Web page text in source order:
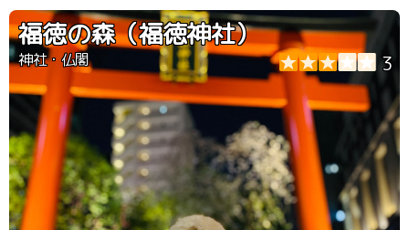
福徳の森（福徳神社）
神社・仏閣 3